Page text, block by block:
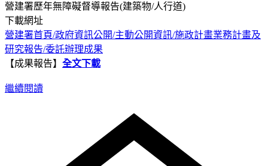
營建署歷年無障礙督導報告(建築物/人行道)
下載網址
營建署首頁/政府資訊公開/主動公開資訊/施政計畫業務計畫及
研究報告/委託辦理成果
【成果報告】 全文下載
繼續閱讀